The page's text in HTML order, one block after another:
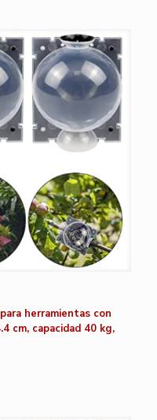
herramientas con
cm, capacidad 40 kg,